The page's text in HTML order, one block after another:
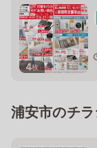
4枚
浦安市のチ